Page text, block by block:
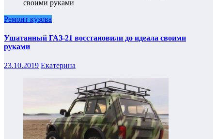
Ремонт кузова
Ушатанный ГАЗ-21 восстановили до идеала своими
руками
23.10.2019 Екатерина